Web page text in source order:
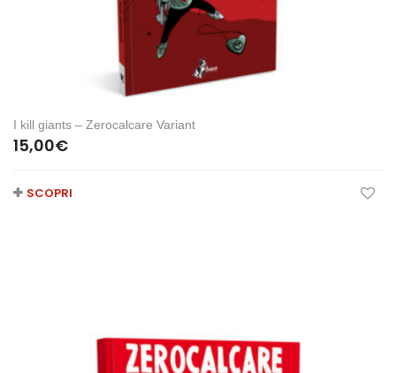
I kill giants – Zerocalcare Variant
15,00€
SCOPRI